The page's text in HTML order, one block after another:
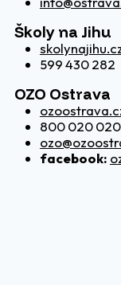
Školy na Jihu
599 430 282
OZO Ostrava
800 020 020
facebook: